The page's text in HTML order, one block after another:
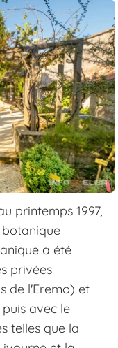
printemps 1997,
a été
privées
de l'Eremo) et
avec le
telles que la